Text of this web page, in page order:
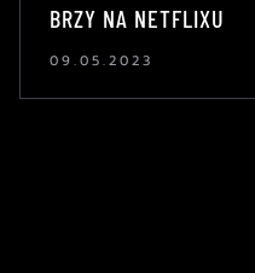
BRZY NA NETFLIXU
09.05.2023